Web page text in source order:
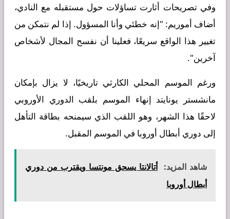
وفي تصريحات أثارت تساؤلات حول مستقبله مع النادي،
أضاف أموريم: "إنه خطئي وأنا المسؤول. إذا لم نتمكن من
تغيير هذا الواقع سريعًا، فعلينا أن نفسح المجال لأشخاص
آخرين".
ورغم الموسم المحلي الكارثي تاريخيًا، لا يزال بإمكان
مانشستر يونايتد إنهاء الموسم بلقب الدوري الأوروبي
لاحقًا هذا الشهر، وهو اللقب الذي سيمنحه بطاقة التأهل
إلى دوري أبطال أوروبا في الموسم المقبل.
شاهد المزيد: أتالانتا يسحق مونتسا ويقترب من دوري
أبطال أوروبا